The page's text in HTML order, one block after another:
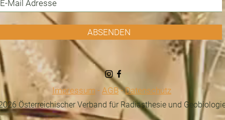
ABSENDEN
Impressum - AGB-Datenschutz
Österreichischer Verband für Radiästhesie und